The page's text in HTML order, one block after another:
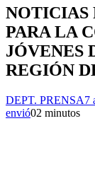
NOTICIAS
PARA LA
JÓVENES
REGIÓN
DEPT. PRENSA7
envió02 minutos